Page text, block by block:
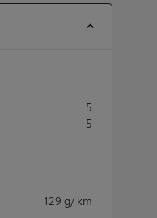
5
5
129 g/ km